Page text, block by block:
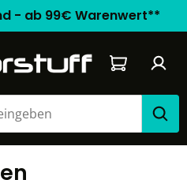
- ab 99€ Warenwert**
Warenkorb